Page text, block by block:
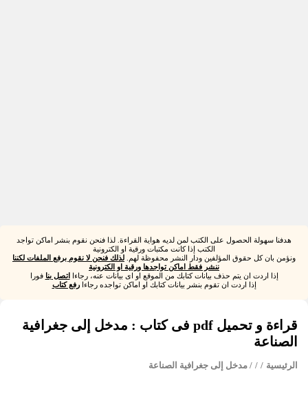
هدفنا سهولة الحصول على الكتب لمن لديه هواية القراءة. لذا فنحن نقوم بنشر اماكن تواجد
الكتب إذا كانت مكتبات ورقية او الكترونية
ونؤمن بان كل حقوق المؤلفين ودار النشر محفوظة لهم. لذلك فنحن لا نقوم برفع الملفات لكننا
ننشر فقط اماكن تواجدها ورقية او الكترونية
إذا اردت ان يتم حذف بيانات كتابك من الموقع او اى بيانات عنه، رجاءااتصل بنا فورا
إذا اردت ان تقوم بنشر بيانات كتابك او اماكن تواجده رجاءارفع كتاب
قراءة و تحميل pdf فى كتاب : مدخل إلى جغرافية
الصناعة
الرئيسية /
/ / مدخل إلى جغرافية الصناعة